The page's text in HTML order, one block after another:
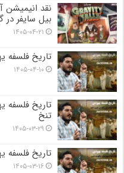
بیل سایفر در
۱۴۰۵-۰۴-۲۱
تاریخ فلسفه
۱۴۰۵-۰۴-۱۰
تاریخ
تنخ
۱۴۰۵-۰۳-۲۹
تاریخ فلسفه
۱۴۰۵-۰۳-۱۶